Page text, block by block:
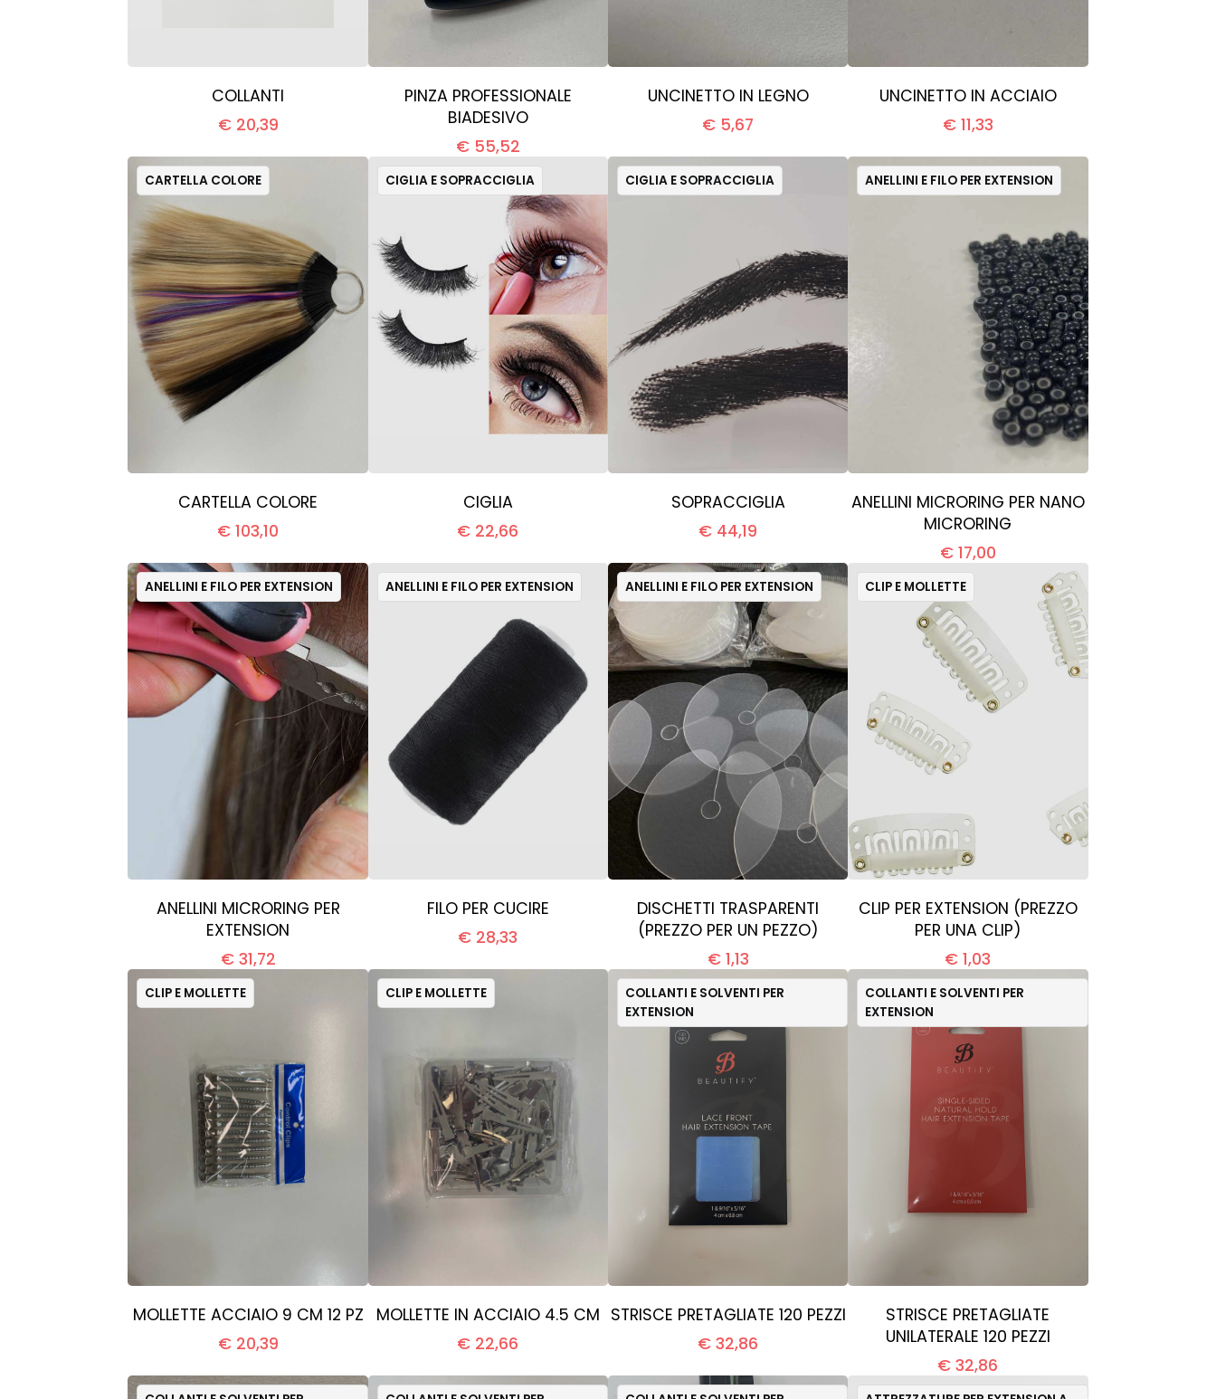
COLLANTI
€ 20,39
PINZA PROFESSIONALE
BIADESIVO
€ 55,52
UNCINETTO IN LEGNO
€ 5,67
UNCINETTO IN ACCIAIO
€ 11,33
CARTELLA COLORE
CARTELLA COLORE
€ 103,10
CIGLIA E SOPRACCIGLIA
CIGLIA
€ 22,66
CIGLIA E SOPRACCIGLIA
SOPRACCIGLIA
€ 44,19
ANELLINI E FILO PER EXTENSION
ANELLINI MICRORING PER NANO
MICRORING
€ 17,00
ANELLINI E FILO PER EXTENSION
ANELLINI MICRORING PER
EXTENSION
€ 31,72
ANELLINI E FILO PER EXTENSION
FILO PER CUCIRE
€ 28,33
ANELLINI E FILO PER EXTENSION
DISCHETTI TRASPARENTI
(PREZZO PER UN PEZZO)
€ 1,13
CLIP E MOLLETTE
CLIP PER EXTENSION (PREZZO
PER UNA CLIP)
€ 1,03
CLIP E MOLLETTE
MOLLETTE ACCIAIO 9 CM 12 PZ
€ 20,39
CLIP E MOLLETTE
MOLLETTE IN ACCIAIO 4.5 CM
€ 22,66
COLLANTI E SOLVENTI PER
EXTENSION
STRISCE PRETAGLIATE 120 PEZZI
€ 32,86
COLLANTI E SOLVENTI PER
EXTENSION
STRISCE PRETAGLIATE
UNILATERALE 120 PEZZI
€ 32,86